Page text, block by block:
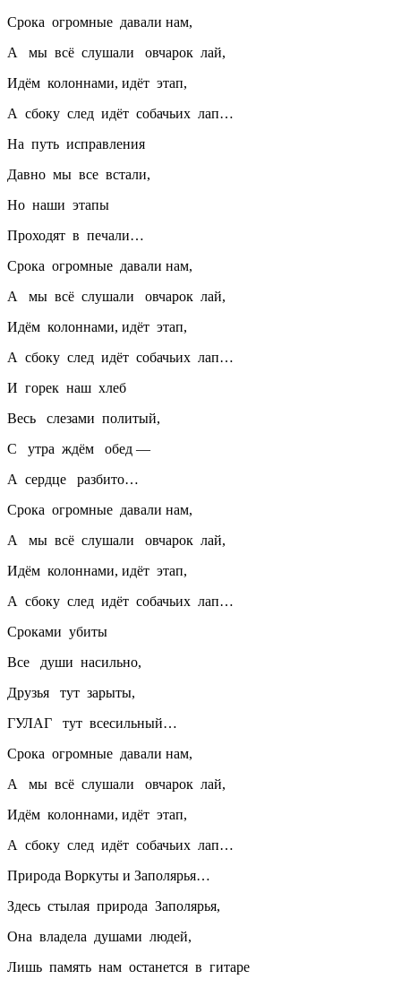
Срока огромные давали нам,
А мы всё слушали овчарок лай,
Идём колоннами, идёт этап,
А сбоку след идёт собачьих лап…
На путь исправления
Давно мы все встали,
Но наши этапы
Проходят в печали…
Срока огромные давали нам,
А мы всё слушали овчарок лай,
Идём колоннами, идёт этап,
А сбоку след идёт собачьих лап…
И горек наш хлеб
Весь слезами политый,
С утра ждём обед —
А сердце разбито…
Срока огромные давали нам,
А мы всё слушали овчарок лай,
Идём колоннами, идёт этап,
А сбоку след идёт собачьих лап…
Сроками убиты
Все души насильно,
Друзья тут зарыты,
ГУЛАГ тут всесильный…
Срока огромные давали нам,
А мы всё слушали овчарок лай,
Идём колоннами, идёт этап,
А сбоку след идёт собачьих лап…
Природа Воркуты и Заполярья…
Здесь стылая природа Заполярья,
Она владела душами людей,
Лишь память нам останется в гитаре